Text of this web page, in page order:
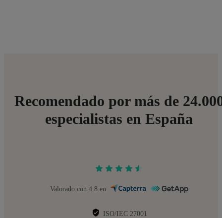
Recomendado por más de
especialistas en España
Valorado con 4.8 en
ISO/IEC 27001